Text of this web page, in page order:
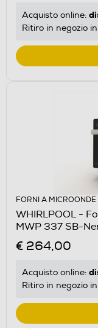
Acquisto online:
Ritiro in negozio
FORNI A MICROONDE
WHIRLPOOL -
MWP 337 SB-
€ 264,00
Acquisto online:
Ritiro in negozio